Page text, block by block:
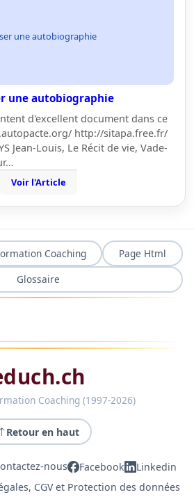
une autobiographie
une autobiographie
d'excellent document dans ce
http://sitapa.free.fr/
Jean-Louis, Le Récit de vie, Vade-
Voir l'Article
Coaching
Page Html
Glossaire
Coaching (1997-2026)
Retour en haut
nous Facebook
Linkedin
CGV et Protection des données